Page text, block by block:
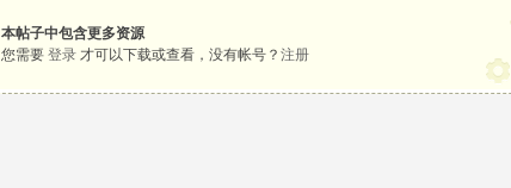
本帖子中包含更多资源
您需要 登录 才可以下载或查看，没有帐号？ 注册